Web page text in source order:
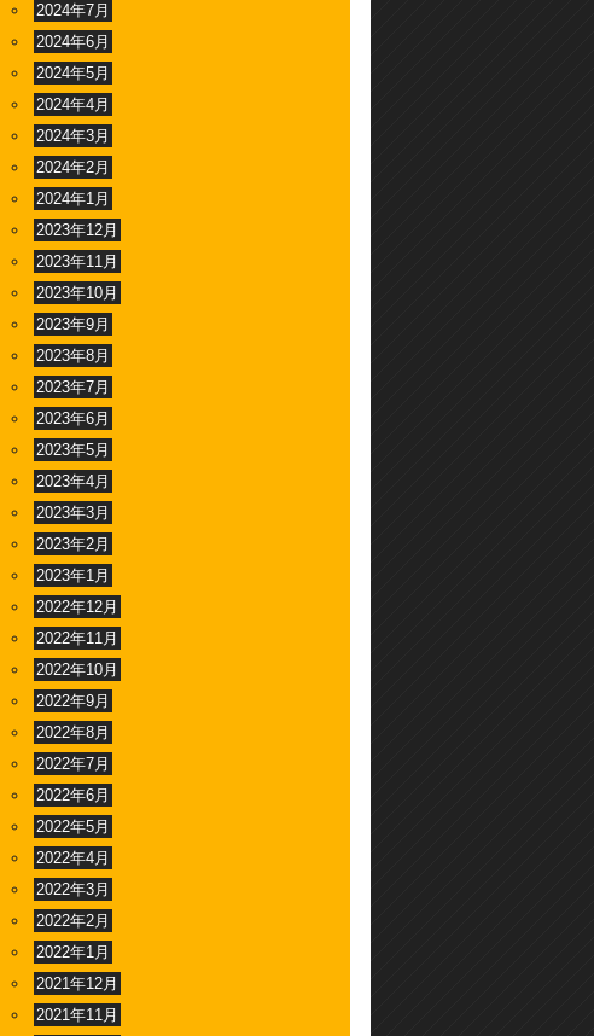
2024年7月
2024年6月
2024年5月
2024年4月
2024年3月
2024年2月
2024年1月
2023年12月
2023年11月
2023年10月
2023年9月
2023年8月
2023年7月
2023年6月
2023年5月
2023年4月
2023年3月
2023年2月
2023年1月
2022年12月
2022年11月
2022年10月
2022年9月
2022年8月
2022年7月
2022年6月
2022年5月
2022年4月
2022年3月
2022年2月
2022年1月
2021年12月
2021年11月